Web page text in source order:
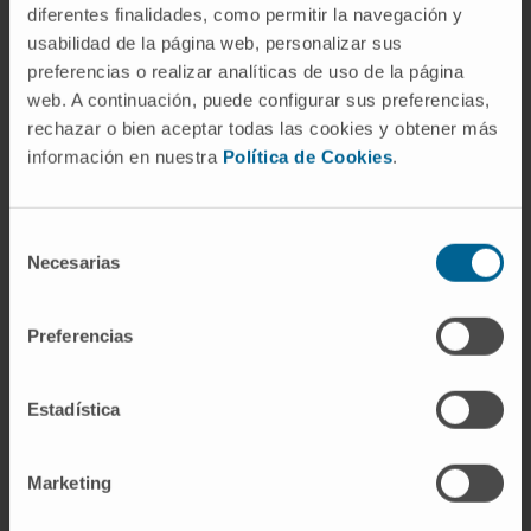
diferentes finalidades, como permitir la navegación y
usabilidad de la página web, personalizar sus
preferencias o realizar analíticas de uso de la página
web. A continuación, puede configurar sus preferencias,
rechazar o bien aceptar todas las cookies y obtener más
información en nuestra Política de Cookies.
Necesarias
Preferencias
Estadística
Marketing
debe a contractura.
Preguntas frecuentes
¿De dónde viene la palabra
anquilosis?
«encorvado», y el sufijo -ωσις (
la de una articulación que quedaba fijada en
posición de flexión. Oribasio de Pérgamo la
renacentista
¿Es lo mismo anquilosis que